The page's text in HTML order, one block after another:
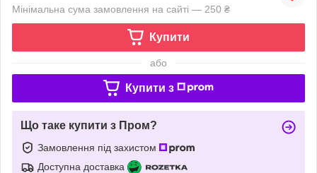
Мінімальна сума замовлення на сайті — 250 ₴
Купити
або
Купити з
Що таке купити з Пром?
Замовлення під захистом
Доступна доставка